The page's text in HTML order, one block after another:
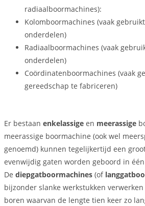
radiaalboormachines):
Kolomboormachines (vaak
onderdelen)
Radiaalboormachines (vaak
onderdelen)
Coördinatenboormachines (vaak
gereedschap te fabriceren)
Er bestaan enkelassige en meerassige
meerassige boormachine (ook wel
genoemd) kunnen tegelijkertijd een
evenwijdig gaten worden geboord in
De diepgatboormachines (of
bijzonder slanke werkstukken
boren waarvan de lengte tien keer zo